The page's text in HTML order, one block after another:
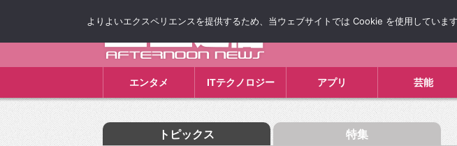
エンタメ ITテクノロジー アプリ 芸能
トピックス 特集
よりよいエクスペリエンスを提供するため、当ウェブサイトでは Cookie を使用していま